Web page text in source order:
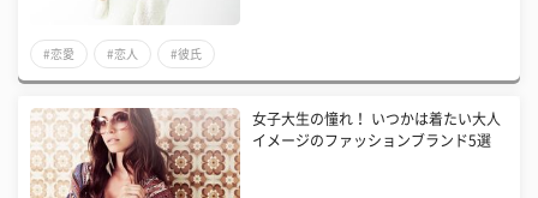
#恋愛 #恋人 #彼氏
女子大生の憧れ！ いつかは着たい大人
イメージのファッションブランド5選